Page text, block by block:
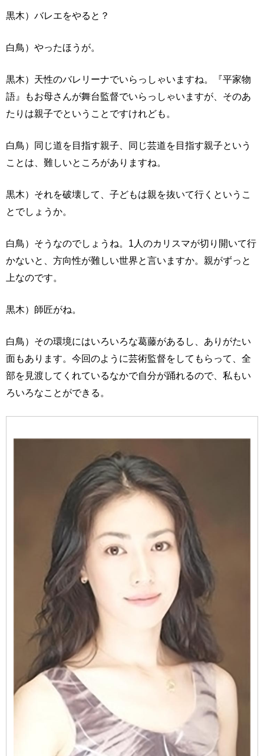
黒木）バレエをやると？
白鳥）やったほうが。
黒木）天性のバレリーナでいらっしゃいますね。『平家物
語』もお母さんが舞台監督でいらっしゃいますが、そのあ
たりは親子でということですけれども。
白鳥）同じ道を目指す親子、同じ芸道を目指す親子という
ことは、難しいところがありますね。
黒木）それを破壊して、子どもは親を抜いて行くというこ
とでしょうか。
白鳥）そうなのでしょうね。1人のカリスマが切り開いて行
かないと、方向性が難しい世界と言いますか。親がずっと
上なのです。
黒木）師匠がね。
白鳥）その環境にはいろいろな葛藤があるし、ありがたい
面もあります。今回のように芸術監督をしてもらって、全
部を見渡してくれているなかで自分が踊れるので、私もい
ろいろなことができる。